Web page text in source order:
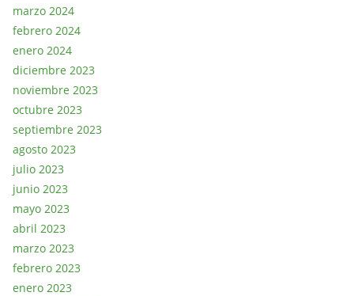
marzo 2024
febrero 2024
enero 2024
diciembre 2023
noviembre 2023
octubre 2023
septiembre 2023
agosto 2023
julio 2023
junio 2023
mayo 2023
abril 2023
marzo 2023
febrero 2023
enero 2023